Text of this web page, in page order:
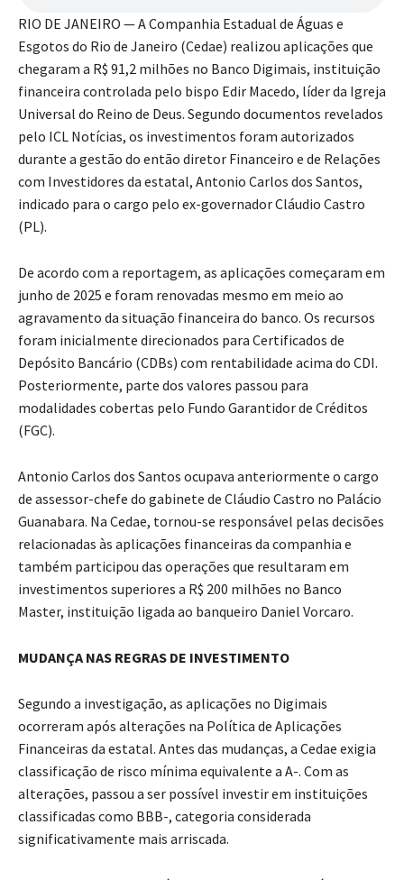
RIO DE JANEIRO — A Companhia Estadual de Águas e
Esgotos do Rio de Janeiro (Cedae) realizou aplicações que
chegaram a R$ 91,2 milhões no Banco Digimais, instituição
financeira controlada pelo bispo Edir Macedo, líder da Igreja
Universal do Reino de Deus. Segundo documentos revelados
pelo ICL Notícias, os investimentos foram autorizados
durante a gestão do então diretor Financeiro e de Relações
com Investidores da estatal, Antonio Carlos dos Santos,
indicado para o cargo pelo ex-governador Cláudio Castro
(PL).
De acordo com a reportagem, as aplicações começaram em
junho de 2025 e foram renovadas mesmo em meio ao
agravamento da situação financeira do banco. Os recursos
foram inicialmente direcionados para Certificados de
Depósito Bancário (CDBs) com rentabilidade acima do CDI.
Posteriormente, parte dos valores passou para
modalidades cobertas pelo Fundo Garantidor de Créditos
(FGC).
Antonio Carlos dos Santos ocupava anteriormente o cargo
de assessor-chefe do gabinete de Cláudio Castro no Palácio
Guanabara. Na Cedae, tornou-se responsável pelas decisões
relacionadas às aplicações financeiras da companhia e
também participou das operações que resultaram em
investimentos superiores a R$ 200 milhões no Banco
Master, instituição ligada ao banqueiro Daniel Vorcaro.
MUDANÇA NAS REGRAS DE INVESTIMENTO
Segundo a investigação, as aplicações no Digimais
ocorreram após alterações na Política de Aplicações
Financeiras da estatal. Antes das mudanças, a Cedae exigia
classificação de risco mínima equivalente a A-. Com as
alterações, passou a ser possível investir em instituições
classificadas como BBB-, categoria considerada
significativamente mais arriscada.